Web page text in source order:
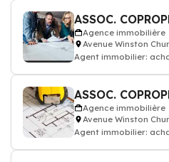
Agence immobilière
Avenue Winston
Agent immobilier:
Agence immobilière
Avenue Winston
Agent immobilier: